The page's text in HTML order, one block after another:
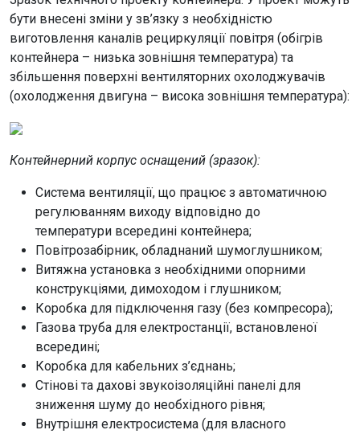
бути внесені зміни у зв’язку з необхідністю
виготовлення каналів рециркуляції повітря (обігрів
контейнера – низька зовнішня температура) та
збільшення поверхні вентиляторних охолоджувачів
(охолодження двигуна – висока зовнішня температура):
Контейнерний корпус оснащений (зразок):
Система вентиляції, що працює з автоматичною
регулюванням виходу відповідно до
температури всередині контейнера;
Повітрозабірник, обладнаний шумоглушником;
Витяжна установка з необхідними опорними
конструкціями, димоходом і глушником;
Коробка для підключення газу (без компресора);
Газова труба для електростанції, встановленої
всередині;
Коробка для кабельних з’єднань;
Стінові та дахові звукоізоляційні панелі для
зниження шуму до необхідного рівня;
Внутрішня електросистема (для власного